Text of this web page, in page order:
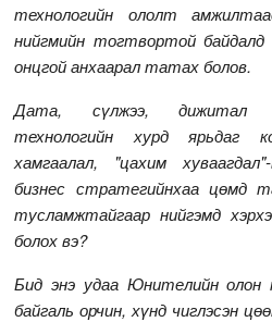
технологийн ололт
нийгмийн тогтвортой байдалд
онцгой анхаарал татах болов.
Дата, сүлжээ, дижитал
технологийн хурд ярьдаг
хамгаалал, "цахим
бизнес стратегийнхаа цөмд
тусламжтайгаар нийгэмд
болох вэ?
Бид энэ удаа Юнителийн олон
байгаль орчин, хүнд чиглэсэн